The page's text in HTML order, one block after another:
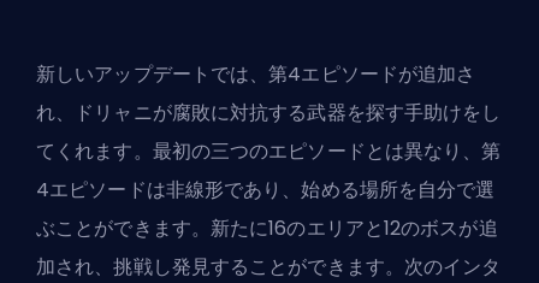
新しいアップデートでは、第4エピソードが追加さ
れ、ドリャニが腐敗に対抗する武器を探す手助けをし
てくれます。最初の三つのエピソードとは異なり、第
4エピソードは非線形であり、始める場所を自分で選
ぶことができます。新たに16のエリアと12のボスが追
加され、挑戦し発見することができます。次のインタ